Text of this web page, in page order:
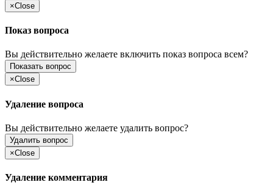
×Close
Показ вопроса
Вы действительно желаете включить показ вопроса всем?
Показать вопрос
×Close
Удаление вопроса
Вы действительно желаете удалить вопрос?
Удалить вопрос
×Close
Удаление комментария